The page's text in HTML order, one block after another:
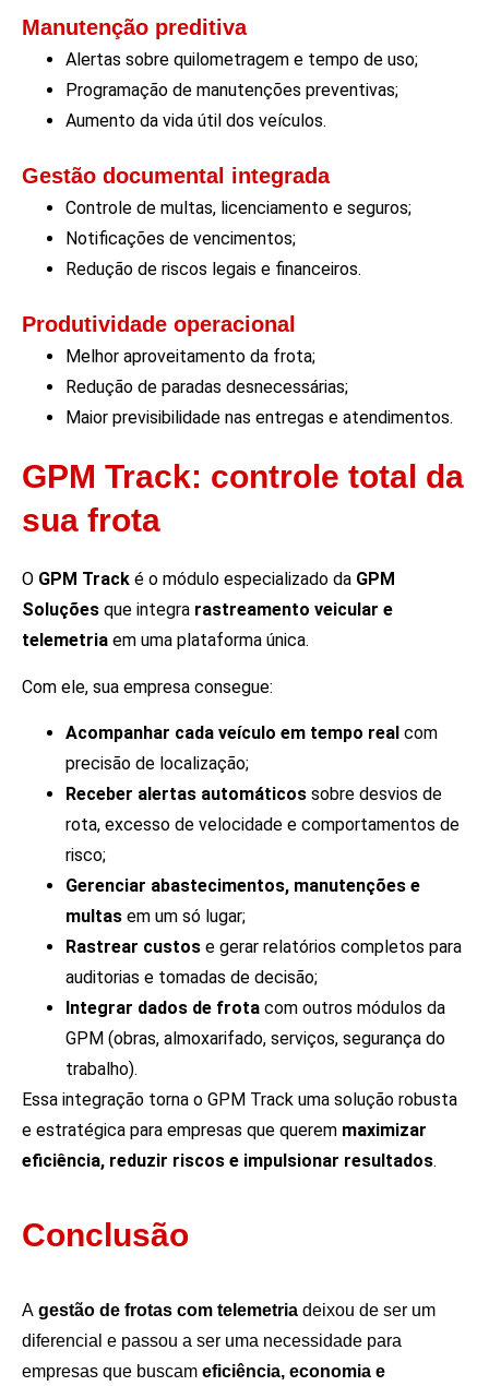
Manutenção preditiva
Alertas sobre quilometragem e tempo de uso;
Programação de manutenções preventivas;
Aumento da vida útil dos veículos.
Gestão documental integrada
Controle de multas, licenciamento e seguros;
Notificações de vencimentos;
Redução de riscos legais e financeiros.
Produtividade operacional
Melhor aproveitamento da frota;
Redução de paradas desnecessárias;
Maior previsibilidade nas entregas e atendimentos.
GPM Track: controle total da
sua frota
O GPM Track é o módulo especializado da GPM
Soluções que integra rastreamento veicular e
telemetria em uma plataforma única.
Com ele, sua empresa consegue:
Acompanhar cada veículo em tempo real com
precisão de localização;
Receber alertas automáticos sobre desvios de
rota, excesso de velocidade e comportamentos de
risco;
Gerenciar abastecimentos, manutenções e
multas em um só lugar;
Rastrear custos e gerar relatórios completos para
auditorias e tomadas de decisão;
Integrar dados de frota com outros módulos da
GPM (obras, almoxarifado, serviços, segurança do
trabalho).
Essa integração torna o GPM Track uma solução robusta
e estratégica para empresas que querem maximizar
eficiência, reduzir riscos e impulsionar resultados.
Conclusão
A gestão de frotas com telemetria deixou de ser um
diferencial e passou a ser uma necessidade para
empresas que buscam eficiência, economia e